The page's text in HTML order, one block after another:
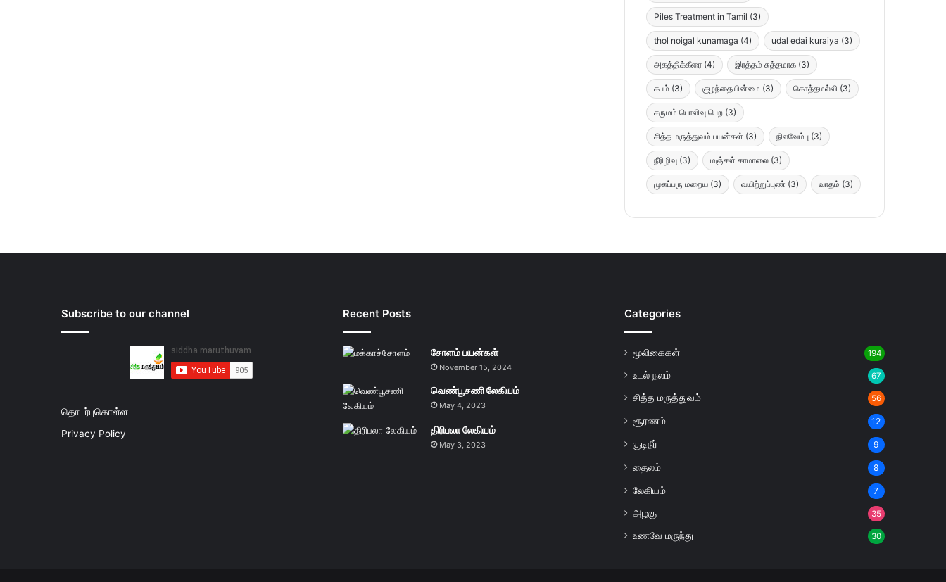
Piles Treatment in Tamil (3)
thol noigal kunamaga (4) udal edai kuraiya (3)
அகத்திக்கீரை (4) இரத்தம் சுத்தமாக (3)
கபம் (3) குழந்தையின்மை (3) கொத்தமல்லி (3)
சருமம் பொலிவு பெற (3)
சித்த மருத்துவம் பயன்கள் (3) நிலவேம்பு (3)
நீரிழிவு (3) மஞ்சள் காமாலை (3)
முகப்பரு மறைய (3) வயிற்றுப்புண் (3) வாதம் (3)
Subscribe to our channel
தொடர்புகொள்ள
Privacy Policy
Recent Posts
சோளம் பயன்கள்
November 15, 2024
வெண்பூசணி லேகியம்
May 4, 2023
திரிபலா லேகியம்
May 3, 2023
Categories
மூலிகைகள் 194
உடல் நலம் 67
சித்த மருத்துவம் 56
சூரணம் 12
குடிநீர் 9
தைலம் 8
லேகியம் 7
அழகு 35
உணவே மருந்து 30